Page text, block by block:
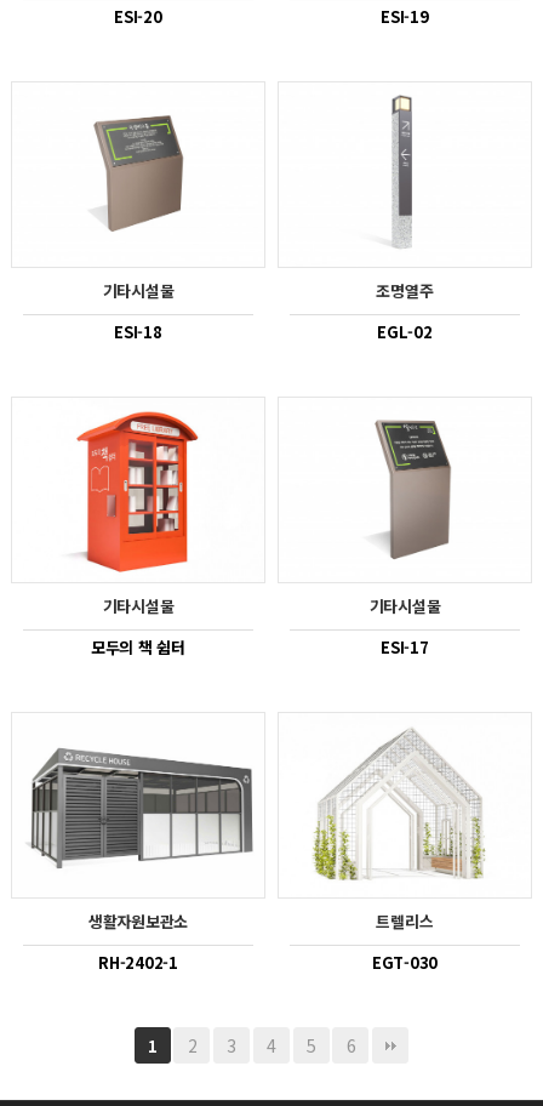
ESI-20
ESI-19
기타시설물
ESI-18
조명열주
EGL-02
기타시설물
모두의 책 쉼터
기타시설물
ESI-17
생활자원보관소
RH-2402-1
트렐리스
EGT-030
1 2 3 4 5 6